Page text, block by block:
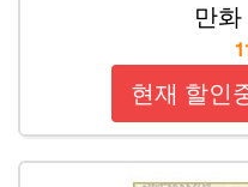
만
현재 할인